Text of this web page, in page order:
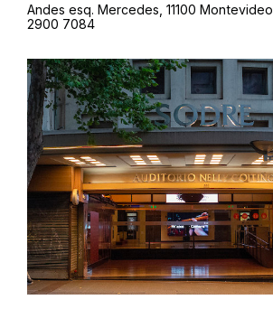
Andes esq. Mercedes, 11100 Montevideo
2900 7084